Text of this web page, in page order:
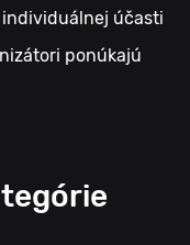
účasti
ponúkajú